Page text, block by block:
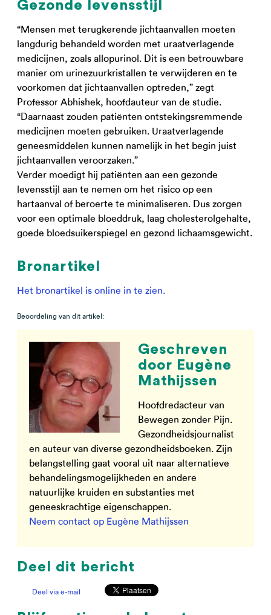
Gezonde levensstijl
“Mensen met terugkerende jichtaanvallen moeten
langdurig behandeld worden met uraatverlagende
medicijnen, zoals allopurinol. Dit is een betrouwbare
manier om urinezuurkristallen te verwijderen en te
voorkomen dat jichtaanvallen optreden,” zegt
Professor Abhishek, hoofdauteur van de studie.
“Daarnaast zouden patiënten ontstekingsremmende
medicijnen moeten gebruiken. Uraatverlagende
geneesmiddelen kunnen namelijk in het begin juist
jichtaanvallen veroorzaken.”
Verder moedigt hij patiënten aan een gezonde
levensstijl aan te nemen om het risico op een
hartaanval of beroerte te minimaliseren. Dus zorgen
voor een optimale bloeddruk, laag cholesterolgehalte,
goede bloedsuikerspiegel en gezond lichaamsgewicht.
Bronartikel
Het bronartikel is online in te zien.
Beoordeling van dit artikel:
Geschreven
door Eugène
Mathijssen
Hoofdredacteur van
Bewegen zonder Pijn.
Gezondheidsjournalist
en auteur van diverse gezondheidsboeken. Zijn
belangstelling gaat vooral uit naar alternatieve
behandelingsmogelijkheden en andere
natuurlijke kruiden en substanties met
geneeskrachtige eigenschappen.
Neem contact op Eugène Mathijssen
Deel dit bericht
Deel via e-mail